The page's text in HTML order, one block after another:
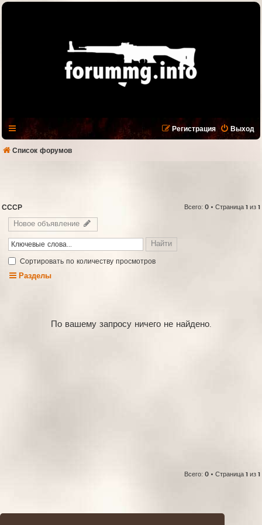
Выход
Регистрация
Список форумов
СССР Всего: 0 • Страница 1 из 1
Новое объявление
Cортировать по количеству просмотров
Разделы
По вашему запросу ничего не найдено.
Всего: 0 • Страница 1 из 1